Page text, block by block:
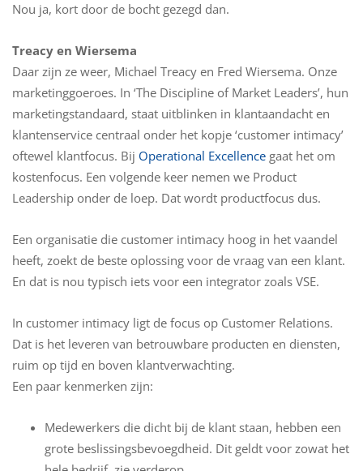
Nou ja, kort door de bocht gezegd dan.
Treacy en Wiersema
Daar zijn ze weer, Michael Treacy en Fred Wiersema. Onze
marketinggoeroes. In ‘The Discipline of Market Leaders’, hun
marketingstandaard, staat uitblinken in klantaandacht en
klantenservice centraal onder het kopje ‘customer intimacy’
oftewel klantfocus. Bij Operational Excellence gaat het om
kostenfocus. Een volgende keer nemen we Product
Leadership onder de loep. Dat wordt productfocus dus.
Een organisatie die customer intimacy hoog in het vaandel
heeft, zoekt de beste oplossing voor de vraag van een klant.
En dat is nou typisch iets voor een integrator zoals VSE.
In customer intimacy ligt de focus op Customer Relations.
Dat is het leveren van betrouwbare producten en diensten,
ruim op tijd en boven klantverwachting.
Een paar kenmerken zijn:
Medewerkers die dicht bij de klant staan, hebben een
grote beslissingsbevoegdheid. Dit geldt voor zowat het